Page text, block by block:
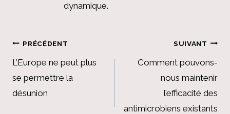
dynamique.
Navigation
de
l’article
PRÉCÉDENT
L’Europe ne peut plus
se permettre la
désunion
SUIVANT
Comment pouvons-
nous maintenir
l’efficacité des
antimicrobiens existants